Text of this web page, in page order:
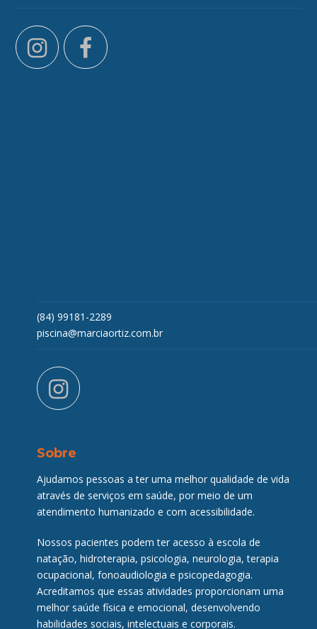
instagramfacebook
(84) 99181-2289
piscina@marciaortiz.com.br
instagram
Sobre
Ajudamos pessoas a ter uma melhor qualidade de vida
através de serviços em saúde, por meio de um
atendimento humanizado e com acessibilidade.
Nossos pacientes podem ter acesso à escola de
natação, hidroterapia, psicologia, neurologia, terapia
ocupacional, fonoaudiologia e psicopedagogia.
Acreditamos que essas atividades proporcionam uma
melhor saúde física e emocional, desenvolvendo
habilidades sociais, intelectuais e corporais.